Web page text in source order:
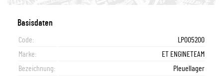
Basisdaten
Code:
LP005200
Marke:
ET ENGINETEAM
Bezeichnung:
Pleuellager